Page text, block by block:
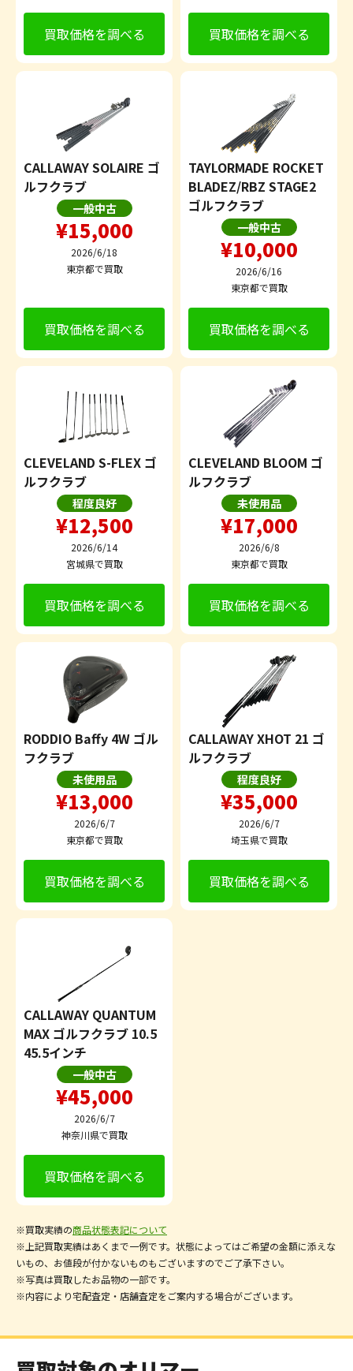
買取価格を調べる 買取価格を調べる
CALLAWAY SOLAIRE ゴ
ルフクラブ
一般中古
¥15,000
2026/6/18
東京都で買取
買取価格を調べる
TAYLORMADE ROCKET
BLADEZ/RBZ STAGE2
ゴルフクラブ
一般中古
¥10,000
2026/6/16
東京都で買取
買取価格を調べる
CLEVELAND S-FLEX ゴ
ルフクラブ
程度良好
¥12,500
2026/6/14
宮城県で買取
買取価格を調べる
CLEVELAND BLOOM ゴ
ルフクラブ
未使用品
¥17,000
2026/6/8
東京都で買取
買取価格を調べる
RODDIO Baffy 4W ゴル
フクラブ
未使用品
¥13,000
2026/6/7
東京都で買取
買取価格を調べる
CALLAWAY XHOT 21 ゴ
ルフクラブ
程度良好
¥35,000
2026/6/7
埼玉県で買取
買取価格を調べる
CALLAWAY QUANTUM
MAX ゴルフクラブ 10.5
45.5インチ
一般中古
¥45,000
2026/6/7
神奈川県で買取
買取価格を調べる
※買取実績の商品状態表記について
※上記買取実績はあくまで一例です。状態によってはご希望の金額に添えな
いもの、お値段が付かないものもございますのでご了承下さい。
※写真は買取したお品物の一部です。
※内容により宅配査定・店舗査定をご案内する場合がございます。